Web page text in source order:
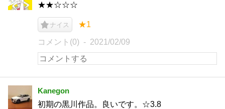
★★☆☆☆
ナイス ★1
コメント(0) 2021/02/09
Kanegon
初期の黒川作品。良いです。☆3.8